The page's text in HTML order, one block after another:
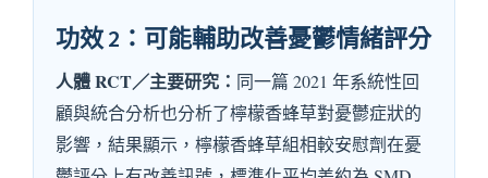
功效 2：可能輔助改善憂鬱情緒評分
人體 RCT／主要研究： 同一篇 2021 年系統性回
顧與統合分析也分析了檸檬香蜂草對憂鬱症狀的
影響，結果顯示，檸檬香蜂草組相較安慰劑在憂